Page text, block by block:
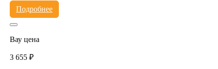
Подробнее
Вау цена
3 655 ₽